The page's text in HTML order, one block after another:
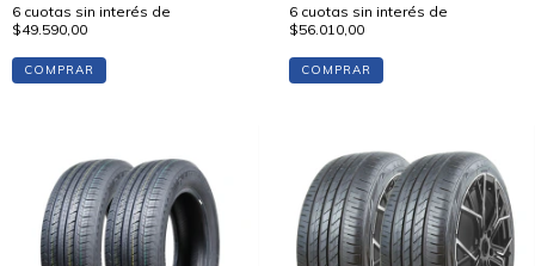
6 cuotas sin interés de
$49.590,00
COMPRAR
6 cuotas sin interés de
$56.010,00
COMPRAR